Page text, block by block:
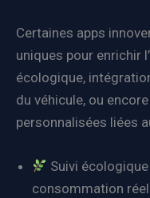
Certaines apps
uniques pour enrichir
écologique,
du véhicule, ou
personnalisées liées
Suivi
consommation